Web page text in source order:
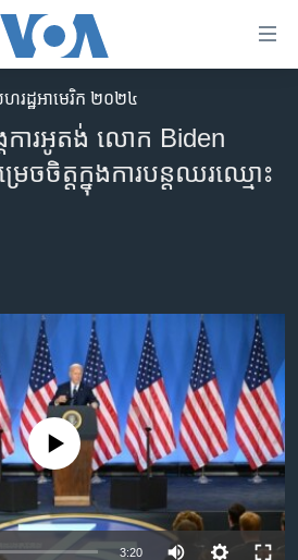
រដ្ឋអាមេរិក ២០២៤
ការអូតង់ លោក Biden
រេចចិត្តក្នុងការបន្តឈរឈ្មោះ
currently available
3:20